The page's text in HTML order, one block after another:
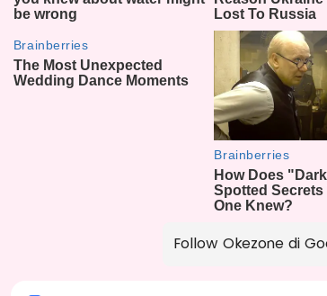
Follow Okezone di